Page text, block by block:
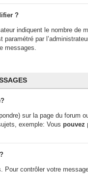
?
indiquent le nombre
paramétré par
messages.
sur la page du
exemple: Vouspouvez
Pour contrôler votre